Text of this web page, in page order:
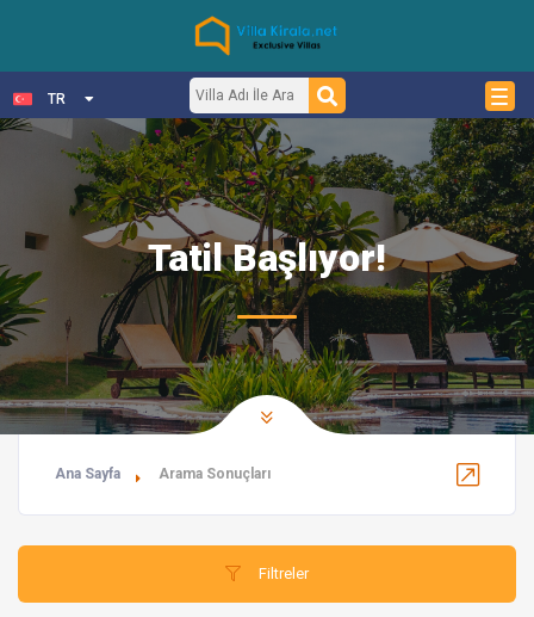
TR
Tatil Başlıyor!
Ana Sayfa Arama Sonuçları
Filtreler